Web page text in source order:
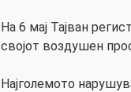
На 6 мај Тајван
својот воздушен
Најголемото